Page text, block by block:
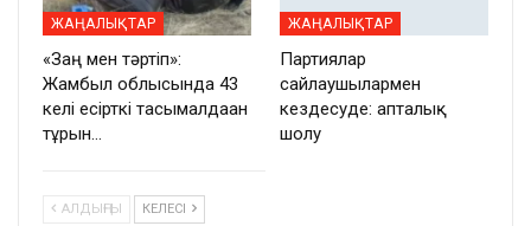
ЖАҢАЛЫҚТАР
«Заң мен тәртіп»:
Жамбыл облысында 43
келі есірткі тасымалдаған
тұрғын…
ЖАҢАЛЫҚТАР
Партиялар
сайлаушылармен
кездесуде: апталық
шолу
АЛДЫҢҒЫ КЕЛЕСІ